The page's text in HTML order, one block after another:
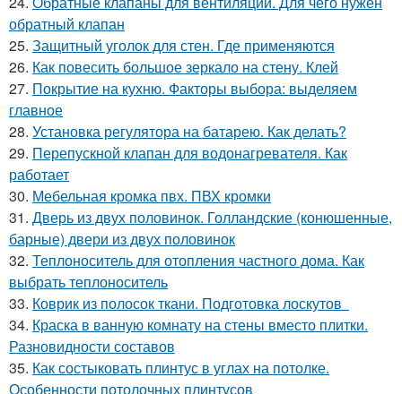
обратный клапан
25. Защитный уголок для стен. Где применяются
26. Как повесить большое зеркало на стену. Клей
27. Покрытие на кухню. Факторы выбора: выделяем
главное
28. Установка регулятора на батарею. Как делать?
29. Перепускной клапан для водонагревателя. Как
работает
30. Мебельная кромка пвх. ПВХ кромки
31. Дверь из двух половинок. Голландские (конюшенные,
барные) двери из двух половинок
32. Теплоноситель для отопления частного дома. Как
выбрать теплоноситель
33. Коврик из полосок ткани. Подготовка лоскутов
34. Краска в ванную комнату на стены вместо плитки.
Разновидности составов
35. Как состыковать плинтус в углах на потолке.
Особенности потолочных плинтусов